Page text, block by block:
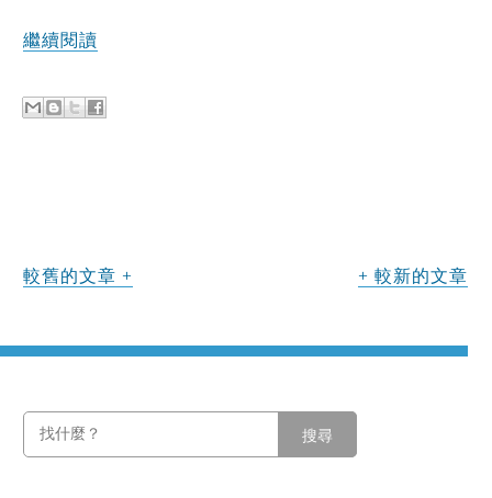
繼續閱讀
較舊的文章 較新的文章
搜尋